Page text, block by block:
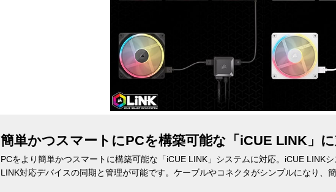
簡単かつスマートにPCを構築可能な「iCUE LINK」
PCをより簡単かつスマートに構築可能な「iCUE LINK」システムに対応。iCUE LINK
LINK対応デバイスの同期と管理が可能です。ケーブルやコネクタがシンプルになり、